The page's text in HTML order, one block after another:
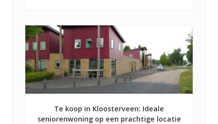
Te koop in Kloosterveen: Ideale
seniorenwoning op een prachtige locatie